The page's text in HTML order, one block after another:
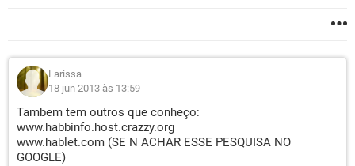
Larissa
18 jun 2013 às 13:59
Tambem tem outros que conheço:
www.habbinfo.host.crazzy.org
www.hablet.com (SE N ACHAR ESSE PESQUISA NO
GOOGLE)